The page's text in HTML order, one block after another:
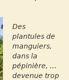
Des
plantules de
manguiers,
dans la
pépinière, …
devenue trop